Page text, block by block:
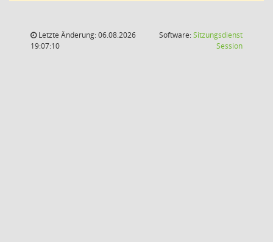
Letzte Änderung: 06.08.2026
19:07:10
Software:Sitzungsdienst
Session(Wird in